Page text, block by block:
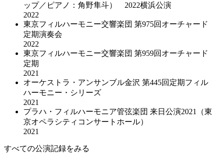
ップ／ピアノ：角野隼斗） 2022横浜公演
2022
東京フィルハーモニー交響楽団 第975回オーチャード
定期演奏会
2022
東京フィルハーモニー交響楽団 第959回オーチャード
定期
2021
オーケストラ・アンサンブル金沢 第445回定期フィル
ハーモニー・シリーズ
2021
プラハ・フィルハーモニア管弦楽団 来日公演2021（東
京オペラシティコンサートホール）
2021
すべての公演記録をみる